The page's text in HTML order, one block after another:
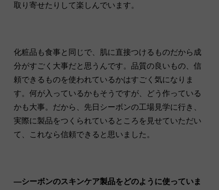
取り寄せたりして楽しんでいます。
化粧品も食事と同じで、肌に直接つけるものだから成
分がすごく大事だと思うんです。品質の良いもの、信
頼できるものを使われているかはすごく気になりま
す。何が入っているかもそうですが、どう作っている
かも大事。だから、先日シーボンの工場見学に行き、
実際に製品をつくられているところを見せていただい
て、これなら信頼できると思いました。
—シーボンのスキンケア製品をどのように使っていま